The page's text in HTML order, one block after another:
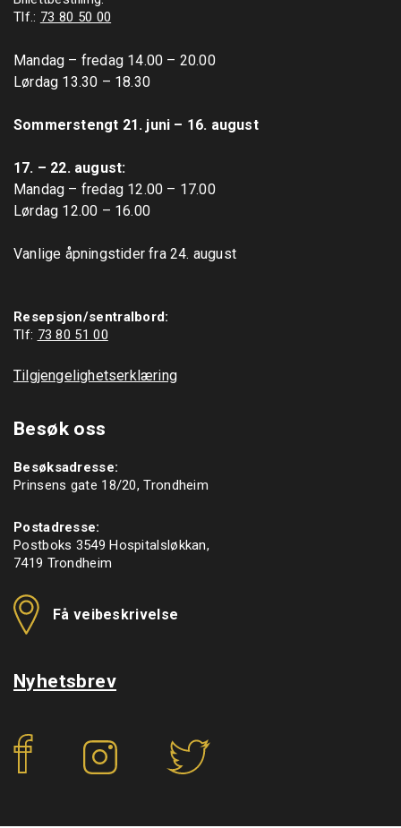
Tlf.: 73 80 50 00
Mandag – fredag 14.00 – 20.00
Lørdag 13.30 – 18.30
Sommerstengt 21. juni – 16. august
17. – 22. august:
Mandag – fredag 12.00 – 17.00
Lørdag 12.00 – 16.00
Vanlige åpningstider fra 24. august
Resepsjon/sentralbord:
Tlf: 73 80 51 00
Tilgjengelighetserklæring
Besøk oss
Besøksadresse:
Prinsens gate 18/20, Trondheim
Postadresse:
Postboks 3549 Hospitalsløkkan,
7419 Trondheim
Få veibeskrivelse
Nyhetsbrev
f